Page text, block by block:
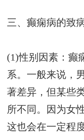
三、癫痫病的致
(1)性别因素：癫
系。一般来说，
著差异，但某些
所不同。因为女
这也会在一定程